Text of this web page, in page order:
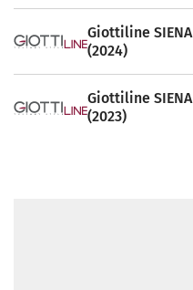
Giottiline
(2024)
Giottiline
(2023)